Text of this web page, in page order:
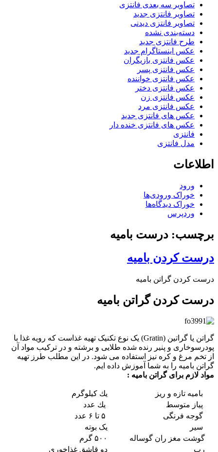
تصاویر سه بعدی فانتزی
تصاویر فانتزی جدید
تصاویر فانتزی دیدنی
دسته‌بندی نشده
طرح فانتزی جدید
عکس اینستاگرام جدید
عکس فانتزی بازیگران
عکس فانتزی پسر
عکس فانتزی خواننده
عکس فانتزی دختر
عکس فانتزی زن
عکس فانتزی مرد
عکس های فانتزی جدید
عکس های فانتزی خنده دار
فانتزی
مدل فانتزی
اطلاعات
ورود
خوراک ورودی‌ها
خوراک دیدگاه‌ها
وردپرس
برچسب: درست بامیه
درست کردن بامیه
درست کردن گراتن بامیه
درست کردن گراتن بامیه
گراتن یا گراتین (Gratin) یک نوع تکنیک تهیه غذاست که رویه غذا با
پودرسوخاری و پنیر رنده شده طلایی و برشته و در ترکیب مواد آن
از تخم مرغ و کره نیز استفاده می شود. در این مطلب طرز تهیه
گراتن بامیه را به شما آموزش داده ایم.
مواد لازم برای گراتن بامیه :
بامیه تازه و ریز
یك كیلوگرم
پیاز متوسط
یك عدد
گوجه فرنگی
سیر
یک بوته
گوشت مغز ران گوساله
۵۰۰ گرم
رب
دو قاشق غذاخوری